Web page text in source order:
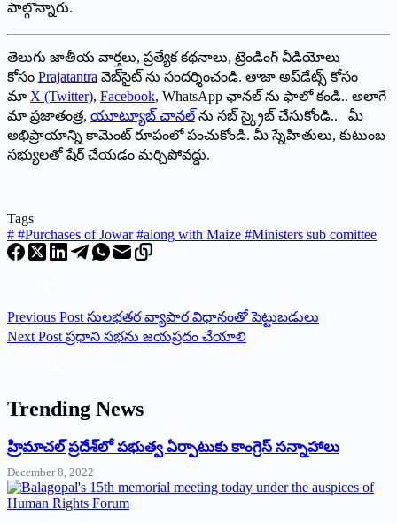
పాల్గొన్నారు.
తెలుగు జాతీయ వార్తలు, ప్రత్యేక కథనాలు, ట్రెండింగ్ వీడియోలు
కోసం Prajatantra వెబ్‌సైట్ ను సందర్శించండి. తాజా అప్‌డేట్స్ కోసం
మా X (Twitter), Facebook, WhatsApp ఛానల్ ను ఫాలో కండి.. అలాగే
మా ప్రజాతంత్ర, యూట్యూబ్ చానల్ ను సబ్ స్క్రైబ్ చేసుకోండి.. మీ
అభిప్రాయాన్ని కామెంట్ రూపంలో పంచుకోండి. మీ స్నేహితులు, కుటుంబ
సభ్యులతో షేర్ చేయడం మర్చిపోవద్దు.
Tags
# #Purchases of Jowar #along with Maize #Ministers sub comittee
Previous Post సులభతర వ్యాపార విధానంతో పెట్టుబడులు
Next Post ప్రధాని సభను జయప్రదం చేయాలి
Trending News
‌హ్రిమాచల్‌ ‌ప్రదేశ్‌లో పభుత్వ ఏర్పాటుకు కాంగ్రెస్‌ ‌సన్నాహాలు
December 8, 2022